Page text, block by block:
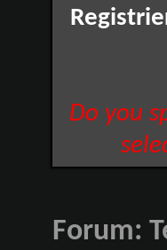
Do you
Forum: